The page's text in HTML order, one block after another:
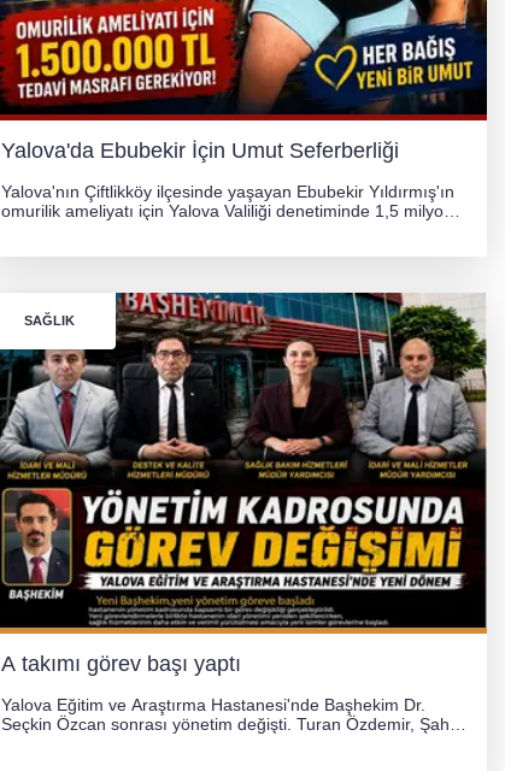
Yalova'da Ebubekir İçin Umut Seferberliği
Yalova'nın Çiftlikköy ilçesinde yaşayan Ebubekir Yıldırmış'ın
omurilik ameliyatı için Yalova Valiliği denetiminde 1,5 milyon
SAĞLIK
A takımı görev başı yaptı
Yalova Eğitim ve Araştırma Hastanesi'nde Başhekim Dr.
Seçkin Özcan sonrası yönetim değişti. Turan Özdemir, Şahin